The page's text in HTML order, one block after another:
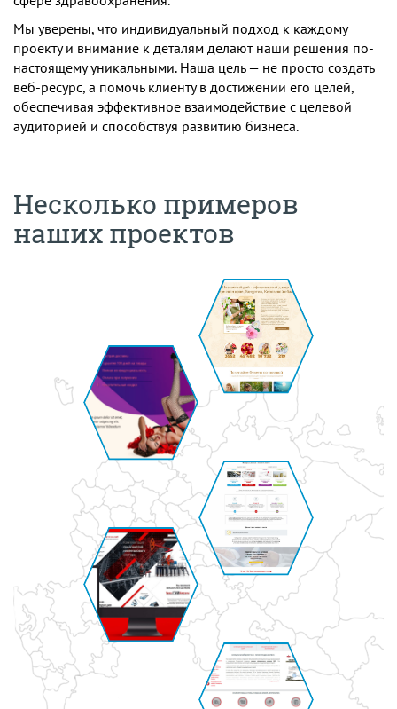
Мы уверены, что индивидуальный подход к каждому
проекту и внимание к деталям делают наши решения по-
настоящему уникальными. Наша цель — не просто создать
веб-ресурс, а помочь клиенту в достижении его целей,
обеспечивая эффективное взаимодействие с целевой
аудиторией и способствуя развитию бизнеса.
Несколько примеров
наших проектов